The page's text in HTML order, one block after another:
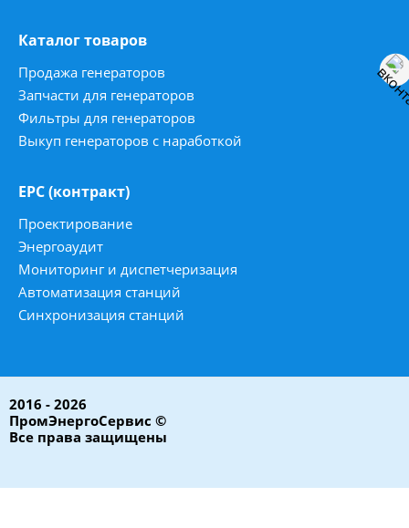
Каталог товаров
Продажа генераторов
Запчасти для генераторов
Фильтры для генераторов
Выкуп генераторов с наработкой
ЕРС (контракт)
Проектирование
Энергоаудит
Мониторинг и диспетчеризация
Автоматизация станций
Синхронизация станций
2016 - 2026
ПромЭнергоСервис ©
Все права защищены